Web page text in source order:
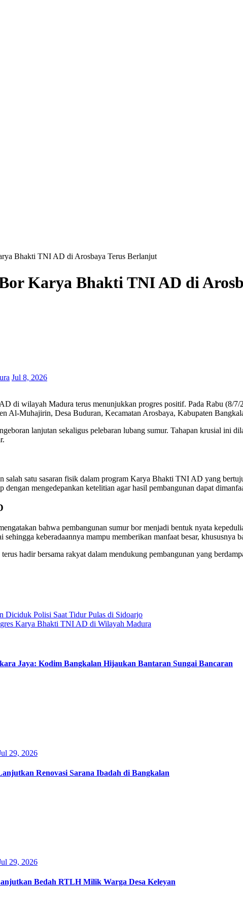
Bhakti TNI AD di Arosbaya Terus Berlanjut
Karya Bhakti TNI AD di
Jul 8, 2026
di wilayah Madura terus menunjukkan progres positif. Pada Rabu (8/7/
Al-Muhajirin, Desa Buduran, Kecamatan Arosbaya, Kabupaten
lanjutan sekaligus pelebaran lubang sumur. Tahapan krusial ini
salah satu sasaran fisik dalam program Karya Bhakti TNI AD yang
dengan mengedepankan ketelitian agar hasil pembangunan dapat
bahwa pembangunan sumur bor menjadi bentuk nyata
sehingga keberadaannya mampu memberikan manfaat besar,
hadir bersama rakyat dalam mendukung pembangunan yang
Polisi Saat Tidur Pulas di Sidoarjo
Karya Bhakti TNI AD di Wilayah Madura
Jaya: Kodim Bangkalan Hijaukan Bantaran Sungai Bancaran
29, 2026
Renovasi Sarana Ibadah di Bangkalan
29, 2026
Bedah RTLH Milik Warga Desa Keleyan